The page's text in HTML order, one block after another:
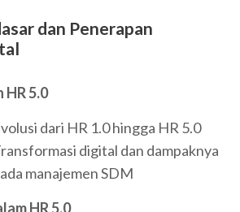
dan Penerapan
HR 5.0
dari HR 1.0 hingga HR 5.0
digital dan dampaknya
manajemen SDM
HR 5.0